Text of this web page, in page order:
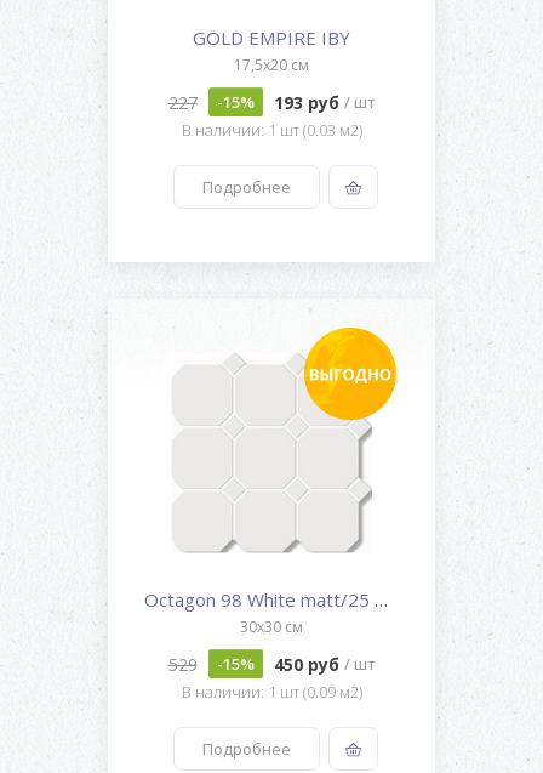
GOLD EMPIRE IBY
17,5x20 см
227 -15% 193 руб / шт
В наличии: 1 шт (0.03 м2)
Подробнее
Octagon 98 White matt/25 White...
30x30 см
529 -15% 450 руб / шт
В наличии: 1 шт (0.09 м2)
Подробнее